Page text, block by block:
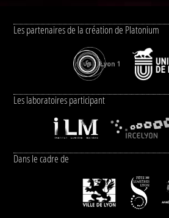
Les partenaires de la création de Platonium
Les laboratoires participant
Dans le cadre de